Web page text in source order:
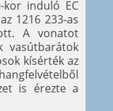
kor induló EC
1216 233-as
A vonatot
vasútbarátok
kísérték az
is érezte a